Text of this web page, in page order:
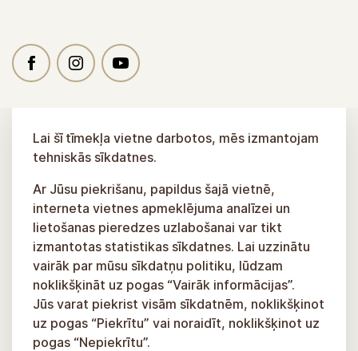
Lai šī tīmekļa vietne darbotos, mēs izmantojam
tehniskās sīkdatnes.
Ar Jūsu piekrišanu, papildus šajā vietnē,
interneta vietnes apmeklējuma analīzei un
lietošanas pieredzes uzlabošanai var tikt
izmantotas statistikas sīkdatnes. Lai uzzinātu
vairāk par mūsu sīkdatņu politiku, lūdzam
noklikšķināt uz pogas “Vairāk informācijas”.
Jūs varat piekrist visām sīkdatnēm, noklikšķinot
uz pogas “Piekrītu” vai noraidīt, noklikšķinot uz
pogas “Nepiekrītu”.